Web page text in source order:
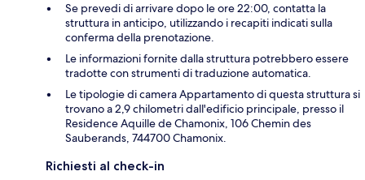
Se prevedi di arrivare dopo le ore 22:00, contatta la
struttura in anticipo, utilizzando i recapiti indicati sulla
conferma della prenotazione.
Le informazioni fornite dalla struttura potrebbero essere
tradotte con strumenti di traduzione automatica.
Le tipologie di camera Appartamento di questa struttura si
trovano a 2,9 chilometri dall'edificio principale, presso il
Residence Aquille de Chamonix, 106 Chemin des
Sauberands, 744700 Chamonix.
Richiesti al check-in